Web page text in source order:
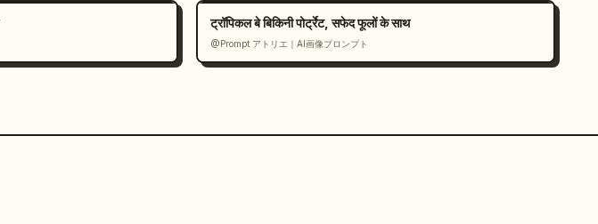
ट्रॉपिकल बे बिकिनी पोर्ट्रेट, सफेद फूलों के साथ
@Prompt アトリエ｜AI画像プロンプト